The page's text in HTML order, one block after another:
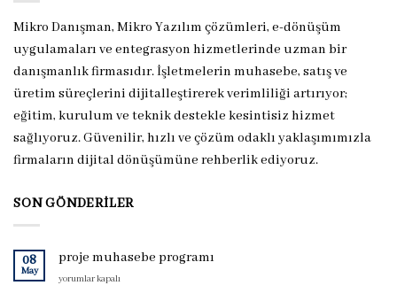
Mikro Danışman, Mikro Yazılım çözümleri, e-dönüşüm
uygulamaları ve entegrasyon hizmetlerinde uzman bir
danışmanlık firmasıdır. İşletmelerin muhasebe, satış ve
üretim süreçlerini dijitalleştirerek verimliliği artırıyor;
eğitim, kurulum ve teknik destekle kesintisiz hizmet
sağlıyoruz. Güvenilir, hızlı ve çözüm odaklı yaklaşımımızla
firmaların dijital dönüşümüne rehberlik ediyoruz.
SON GÖNDERILER
08
May
proje muhasebe programı
proje
yorumlar kapalı